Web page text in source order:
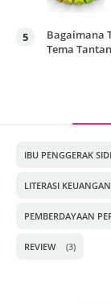
Bagaimana
Tema
IBU PENGGERAK
LITERASI
PEMBERDAYAAN
REVIEW (3)